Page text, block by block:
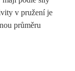
v pružení je
průměru